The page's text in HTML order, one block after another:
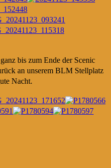
bis zum Ende der Scenic
an unserem BLM Stellplatz
Nacht.